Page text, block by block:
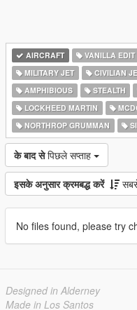
AIRCRAFT VANILLA EDIT
MILITARY JET
CIVILIAN
AMPHIBIOUS
STEALTH
LOCKHEED MARTIN
NORTHROP GRUMMAN
के बाद से पिछले सप्ताह
इसके अनुसार क्रमबद्ध करें
No files found, please try
Designed in Alderney
Made in Los Santos